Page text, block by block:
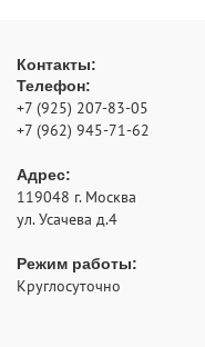
Контакты:
Телефон:
+7 (925) 207-83-05
+7 (962) 945-71-62
Адрес:
119048 г. Москва
ул. Усачева д.4
Режим работы:
Круглосуточно